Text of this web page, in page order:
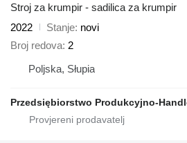
Stroj za krumpir - sadilica za krumpir
2022
Stanje novi
Broj redova 2
Poljska, Słupia